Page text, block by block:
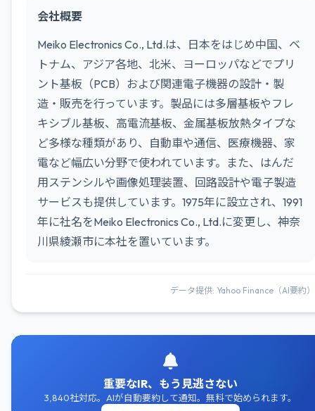
会社概要
Meiko Electronics Co., Ltd.は、日本をはじめ中国、ベ
トナム、アジア各地、北米、ヨーロッパなどでプリ
ント基板（PCB）および関連電子機器の設計・製
造・販売を行っています。製品には多層基板やフレ
キシブル基板、高電流基板、金属基板放熱タイプな
ど多様な種類があり、自動車や通信、医療機器、家
電など幅広い分野で使われています。また、はんだ
用ステンシルや画像処理装置、回路設計や電子製造
サービスも提供しています。1975年に設立され、1991
年に社名をMeiko Electronics Co., Ltd.に変更し、神奈
川県綾瀬市に本社を置いています。
データ提供: Yahoo Finance（AI要約）
重要なIR、もう見逃さない
3,840社対応。AIが自動要約して通知。無料で始められます。